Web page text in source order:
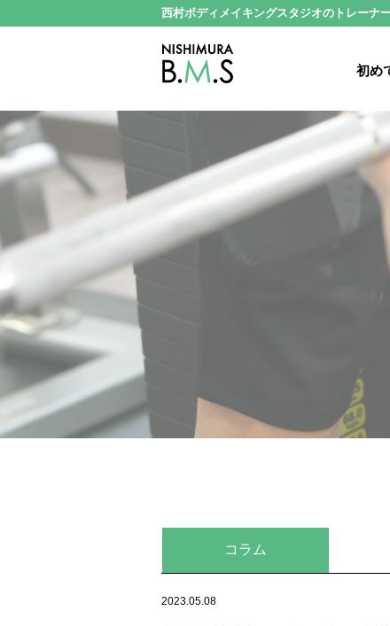
西村ボディメイキングスタジオのトレーナ
初め
コラム
2023.05.08